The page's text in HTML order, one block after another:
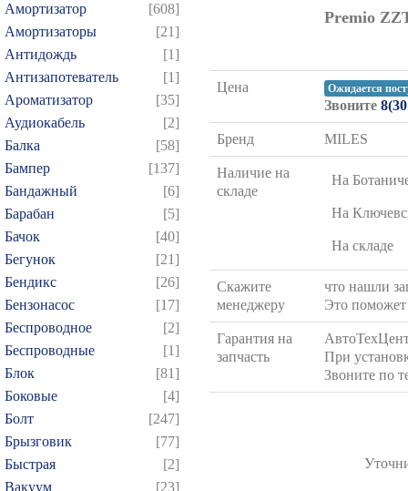
Амортизатор
[608]
Амортизаторы
[21]
Антидождь
[1]
Антизапотеватель
[1]
Ароматизатор
[35]
Аудиокабель
[2]
Балка
[58]
Бампер
[137]
Бандажный
[6]
Барабан
[5]
Бачок
[40]
Бегунок
[21]
Бендикс
[26]
Бензонасос
[17]
Беспроводное
[2]
Беспроводные
[1]
Блок
[81]
Боковые
[4]
Болт
[247]
Брызговик
[77]
Быстрая
[2]
Вакуум
[23]
Premio
Цена Ожидается
Звоните
Бренд MILES
Наличие на
складе
На
На
На складе
Скажите
менеджеру
что нашли
Это поможет
Гарантия на
запчасть
При
Звоните по